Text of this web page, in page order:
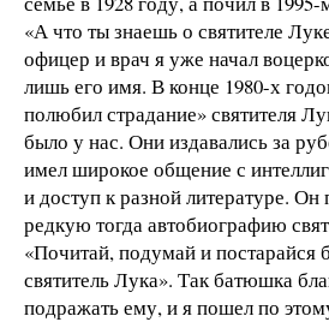
«А что ты знаешь о святителе
офицер и врач я уже начал
лишь его имя. В конце 1980-х
полюбил страдание» святителя
было у нас. Они издавались за
имел широкое общение с
и доступ к разной литературе. Он
редкую тогда автобиографию
«Почитай, подумай и постарайся
святитель Лука». Так батюшка
подражать ему, и я пошел по